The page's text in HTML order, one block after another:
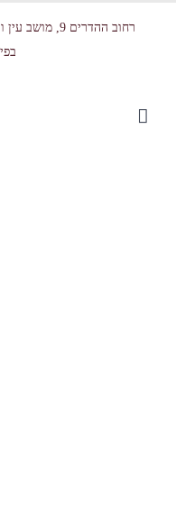
רחוב ההדרים 9, מושב עין ורד